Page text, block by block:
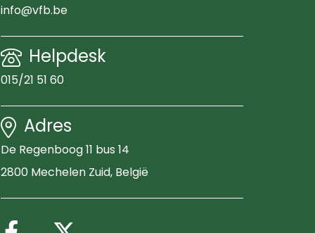
info@vfb.be
Helpdesk
015/21 51 60
Adres
De Regenboog 11 bus 14
2800 Mechelen Zuid, België